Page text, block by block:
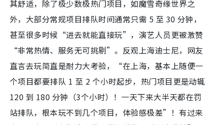
其舒适，除了极少数极热门项目，如魔雪奇缘世界之
外，大部分常规项目排队时间通常只需 5 至 30 分钟，
甚至很多时候“进去就能直接玩”，演艺人员更被激赞
“非常热情、服务无可挑剔”。反观上海迪士尼，网友
直言去玩简直是耐力大考验，“在上海，基本上随便一
个项目都要排队 1 至 2 个小时起步，热门项目更是动辄
120 到 180 分钟（3个小时）！一天下来大半天都在罚
站排队，根本玩不到几个项目，体验感极差”！有过来